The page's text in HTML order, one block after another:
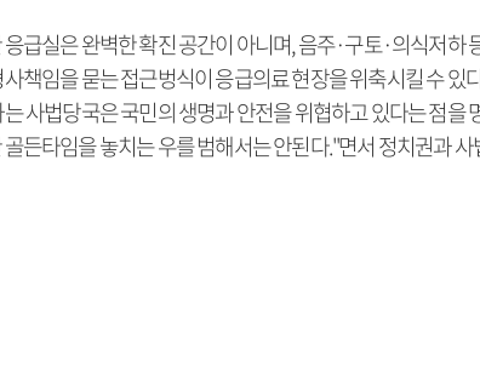
응급실은 완벽한 확진 공간이 아니며, 음주·구토·의식저
사책임을 묻는 접근벙식이 응급의료 현장을 위축시킬 수
사법당국은 국민의 생명과 안전을 위협하고 있다는 점을
골든타임을 놓치는 우를 범해서는 안된다."면서 정치권과